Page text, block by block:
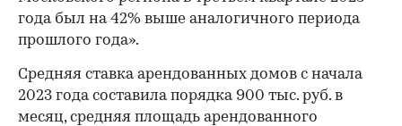
года был на 42% выше аналогичного периода
прошлого года».
Средняя ставка арендованных домов с начала
2023 года составила порядка 900 тыс. руб. в
месяц, средняя площадь арендованного